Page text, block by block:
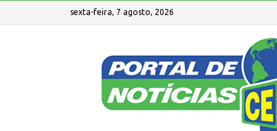
sexta-feira, 7 agosto, 2026